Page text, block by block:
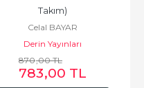
Takım)
Celal BAYAR
Derin Yayınları
870,00TL
783,00 TL